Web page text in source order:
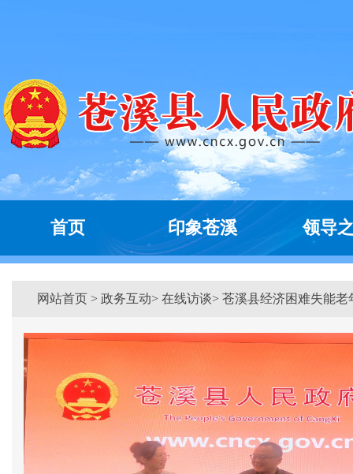
首页 印象苍溪 领导
网站首页 > 政务互动> 在线访谈> 苍溪县经济困难失能